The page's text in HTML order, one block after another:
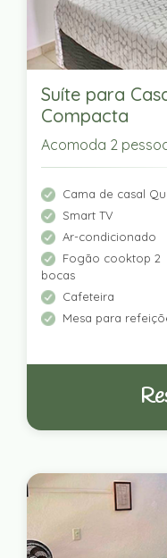
Suíte para
Compacta
Acomoda 2
Cama de casal
Smart TV
Ar-condicionado
Fogão cooktop 2
bocas
Cafeteira
Mesa para